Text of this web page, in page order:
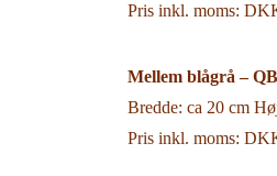
Pris inkl. moms:
Mellem blågrå –
Bredde: ca 20 cm
Pris inkl. moms: